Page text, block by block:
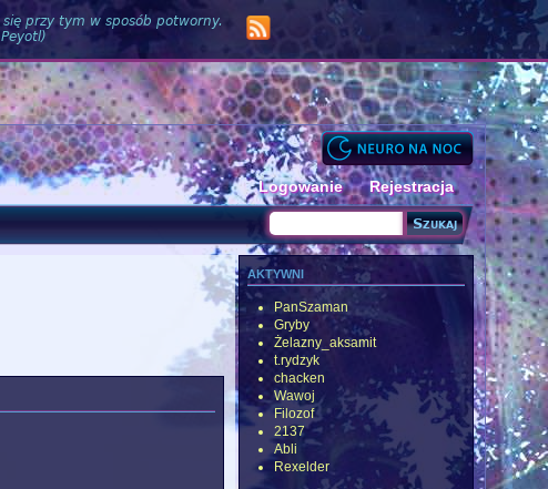
się przy tym w sposób potworny.
Logowanie Rejestracja
Formularz wyszukiwania
aktywni
PanSzaman
Gryby
Żelazny_aksamit
t.rydzyk
chacken
Wawoj
Filozof
2137
Abli
Rexelder